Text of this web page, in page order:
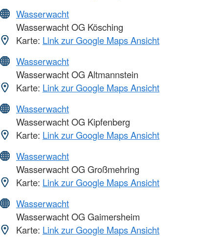
Wasserwacht
Wasserwacht OG Kösching
Karte: Link zur Google Maps Ansicht
Wasserwacht
Wasserwacht OG Altmannstein
Karte: Link zur Google Maps Ansicht
Wasserwacht
Wasserwacht OG Kipfenberg
Karte: Link zur Google Maps Ansicht
Wasserwacht
Wasserwacht OG Großmehring
Karte: Link zur Google Maps Ansicht
Wasserwacht
Wasserwacht OG Gaimersheim
Karte: Link zur Google Maps Ansicht